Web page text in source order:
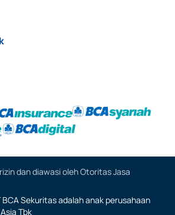
dan diawasi oleh Otoritas Jasa
Sekuritas adalah anak perusahaan
Tbk